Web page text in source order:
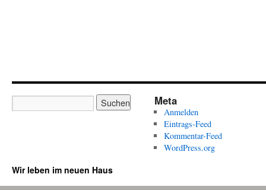
Meta
Anmelden
Eintrags-Feed
Kommentar-Feed
WordPress.org
Wir leben im neuen Haus